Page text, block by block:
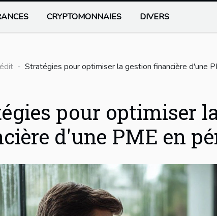
CRYPTOMONNAIES DIVERS
Stratégies pour optimiser la gestion financière d'une
pour optimiser
d'une PME en